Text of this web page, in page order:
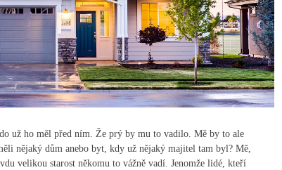
už ho měl před ním. Že prý by mu to vadilo. Mě by to ale
nějaký dům anebo byt, kdy už nějaký majitel tam byl? Mě,
velikou starost někomu to vážně vadí. Jenomže lidé, kteří